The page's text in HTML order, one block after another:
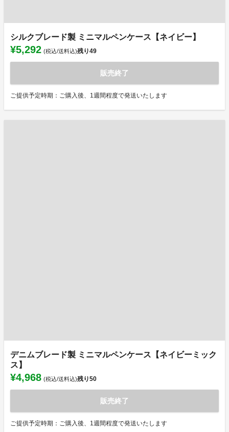
シルクブレード製 ミニマルペンケース【ネイビー】
¥5,292 (税込/送料込)残り49
販売終了
ご提供予定時期：ご購入後、1週間程度で発送いたします
デニムブレード製 ミニマルペンケース【ネイビーミック
ス】
¥4,968 (税込/送料込)残り50
販売終了
ご提供予定時期：ご購入後、1週間程度で発送いたします